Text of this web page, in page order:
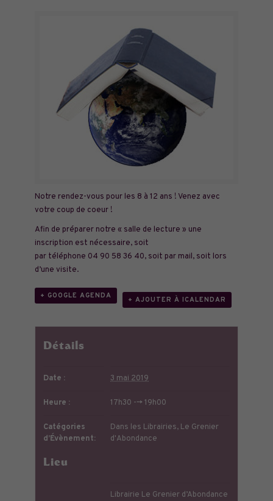
Notre rendez-vous pour les 8 à 12 ans ! Venez avec
votre coup de coeur !
Afin de préparer notre « salle de lecture » une
inscription est nécessaire, soit
par téléphone 04 90 58 36 40, soit par mail, soit lors
d’une visite.
+ GOOGLE AGENDA
+ AJOUTER À ICALENDAR
Détails
Date : 3 mai 2019
Heure : 17h30 --> 19h00
Catégories
d’Évènement:
Dans les Librairies, Le Grenier
d'Abondance
Lieu
Librairie Le Grenier d’Abondance